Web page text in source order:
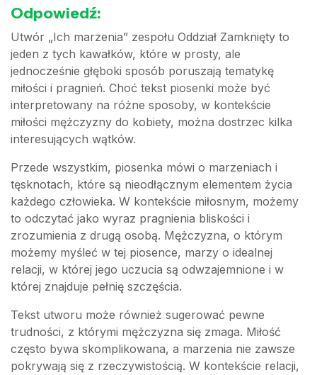
Odpowiedź:
Utwór „Ich marzenia” zespołu Oddział Zamknięty to
jeden z tych kawałków, które w prosty, ale
jednocześnie głęboki sposób poruszają tematykę
miłości i pragnień. Choć tekst piosenki może być
interpretowany na różne sposoby, w kontekście
miłości mężczyzny do kobiety, można dostrzec kilka
interesujących wątków.
Przede wszystkim, piosenka mówi o marzeniach i
tęsknotach, które są nieodłącznym elementem życia
każdego człowieka. W kontekście miłosnym, możemy
to odczytać jako wyraz pragnienia bliskości i
zrozumienia z drugą osobą. Mężczyzna, o którym
możemy myśleć w tej piosence, marzy o idealnej
relacji, w której jego uczucia są odwzajemnione i w
której znajduje pełnię szczęścia.
Tekst utworu może również sugerować pewne
trudności, z którymi mężczyzna się zmaga. Miłość
często bywa skomplikowana, a marzenia nie zawsze
pokrywają się z rzeczywistością. W kontekście relacji,